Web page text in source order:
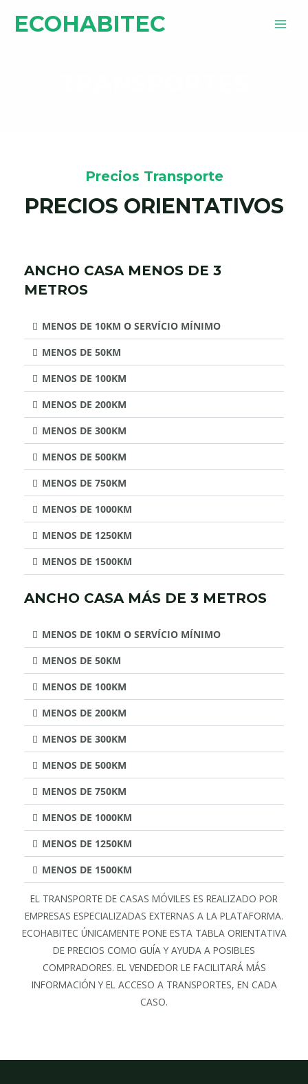
ECOHABITEC
Precios Transporte
PRECIOS ORIENTATIVOS
ANCHO CASA MENOS DE 3
METROS
MENOS DE 10KM O SERVÍCIO MÍNIMO
MENOS DE 50KM
MENOS DE 100KM
MENOS DE 200KM
MENOS DE 300KM
MENOS DE 500KM
MENOS DE 750KM
MENOS DE 1000KM
MENOS DE 1250KM
MENOS DE 1500KM
ANCHO CASA MÁS DE 3 METROS
MENOS DE 10KM O SERVÍCIO MÍNIMO
MENOS DE 50KM
MENOS DE 100KM
MENOS DE 200KM
MENOS DE 300KM
MENOS DE 500KM
MENOS DE 750KM
MENOS DE 1000KM
MENOS DE 1250KM
MENOS DE 1500KM
EL TRANSPORTE DE CASAS MÓVILES ES REALIZADO POR
EMPRESAS ESPECIALIZADAS EXTERNAS A LA PLATAFORMA.
ECOHABITEC ÚNICAMENTE PONE ESTA TABLA ORIENTATIVA
DE PRECIOS COMO GUÍA Y AYUDA A POSIBLES
COMPRADORES. EL VENDEDOR LE FACILITARÁ MÁS
INFORMACIÓN Y EL ACCESO A TRANSPORTES, EN CADA
CASO.
Productos Exclusivos, Ofertas y
Descuentos de hasta 50%